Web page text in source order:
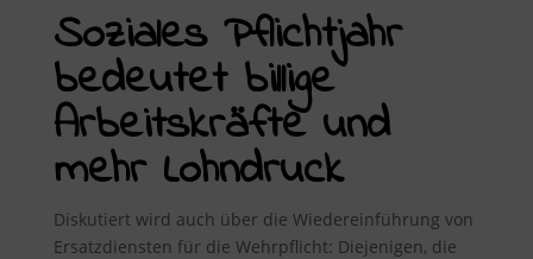
Soziales Pflichtjahr
bedeutet billige
Arbeitskräfte und
mehr Lohndruck
Diskutiert wird auch über die Wiedereinführung von
Ersatzdiensten für die Wehrpflicht: Diejenigen, die